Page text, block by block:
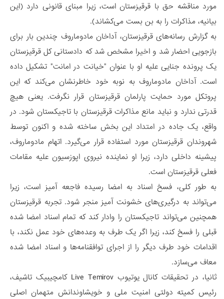
مورد مناقشه حق با قرقیزستان است، زیرا مبنای قانونی دارد (این
بیانیه، مذاکرات را به بن بست می‌کشاند).
به گزارش رسانه‌های قرقیزستان، آداخان مادوماروف چندین بار برای
بازجویی احضار شد و اخیرا مشخص شد که دادستانی کل قرقیزستان
یک پرونده جنایی علیه او با عنوان "خیانت در امانت" تشکیل داده
است. آداخان مادوماروف به نوبه خود خاطرنشان می‌کند که این
پروتکل مورد حمایت پارلمان قرقیزستان قرار نگرفت. یعنی هیچ
قدرتی ندارد و نباید مانع مذاکرات قرقیزستان با تاجیکستان شود. در
واقع، یک جاده‌ در امتداد این بخش ساخته شده و اکنون توسط
شهروندان قرقیزستان مورد استفاده قرار می‌گیرد. اتهام مادوماروف،
پیشینه داخلی دارد، زیرا او نماینده نیروی اپوزسیون علیه مقامات
فعلی قرقیزستان است.
به طور کلی، فسخ اسناد به امضا رسیده فاجعه آمیز است، زیرا
می‌تواند به درگیری‌های خشونت آمیز منجر شود. تجربه قرقیزستان
همچنین می‌تواند تاجیکستان را وادار کند که تمام اسناد امضا شده
قبلی را فسخ کند، زیرا اگر یک طرف به وعده‌های خود عمل نکند، با
اقدامات خود طرف دیگر را از اجرای توافقنامه‌ها و اسناد امضا شده
معاف می‌سازد.
ثانیا، در تحقیقات کانال یوتیوب Live Temirov کامچیبیک تاشیف،
رئیس کمیته دولتی امنیت ملی و خویشاوندانش متهمان اصلی